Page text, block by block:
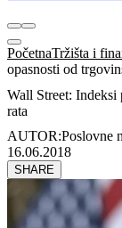
PočetnaTržišta i
opasnosti od
Wall Street:
rata
AUTOR:Poslovne
16.06.2018
SHARE